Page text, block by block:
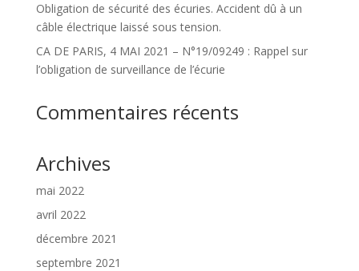
Obligation de sécurité des écuries. Accident dû à un
câble électrique laissé sous tension.
CA DE PARIS, 4 MAI 2021 – N°19/09249 : Rappel sur
l’obligation de surveillance de l’écurie
Commentaires récents
Archives
mai 2022
avril 2022
décembre 2021
septembre 2021